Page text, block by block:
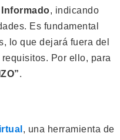
, indicando
Es fundamental
lo que dejará fuera del
Por ello, para
.
, una herramienta de